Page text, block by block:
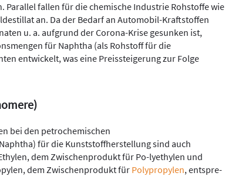
Parallel fallen für die chemische Industrie Rohstoffe wie
an. Da der Bedarf an Automobil-Kraftstoffen
u. a. aufgrund der Corona-Krise gesunken ist,
für Naphtha (als Rohstoff für die
entwickelt, was eine Preissteigerung zur Folge
bei den petrochemischen
für die Kunststoffherstellung sind auch
dem Zwischenprodukt für Po-lyethylen und
dem Zwischenprodukt fürPolypropylen, entspre-